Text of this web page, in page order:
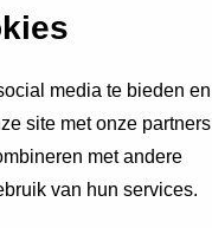
media te bieden en
site met onze partners
met andere
van hun services.